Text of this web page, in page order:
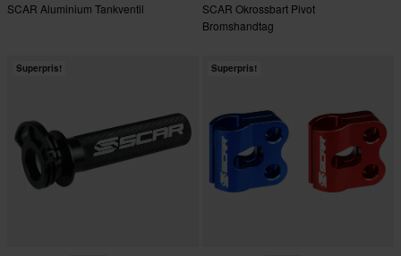
SCAR Aluminium Tankventil
SCAR Okrossbart Pivot
Bromshandtag
Superpris! Superpris!